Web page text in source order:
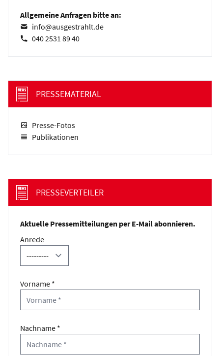
Allgemeine Anfragen bitte an:
info@ausgestrahlt.de
040 2531 89 40
PRESSEMATERIAL
Presse-Fotos
Publikationen
PRESSEVERTEILER
Aktuelle Pressemitteilungen per E-Mail abonnieren.
Anrede
Vorname *
Nachname *